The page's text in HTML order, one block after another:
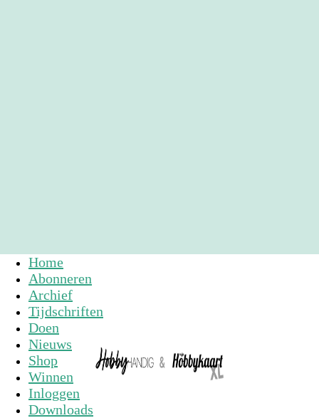
Home
Abonneren
Archief
Tijdschriften
Doen
Nieuws
Shop
Winnen
Inloggen
Downloads